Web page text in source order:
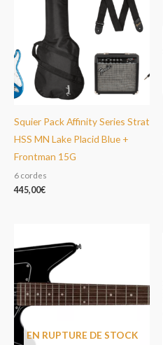
Squier Pack Affinity Series Strat
HSS MN Lake Placid Blue +
Frontman 15G
6 cordes
445,00€
EN RUPTURE DE STOCK